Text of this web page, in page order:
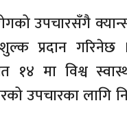
उपचारसँगै
प्रदान
१४ मा विश्व
उपचारका लागि